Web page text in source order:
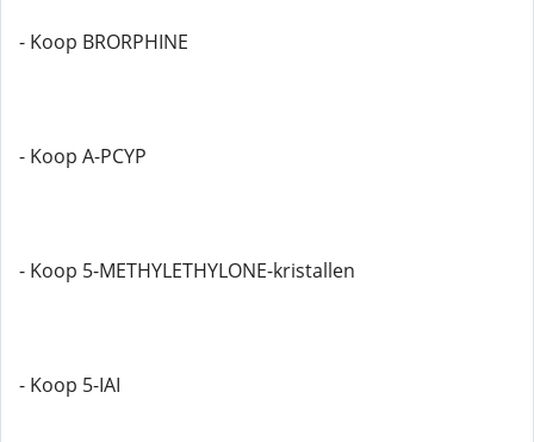
- Koop BRORPHINE
- Koop A-PCYP
- Koop 5-METHYLETHYLONE-kristallen
- Koop 5-IAI